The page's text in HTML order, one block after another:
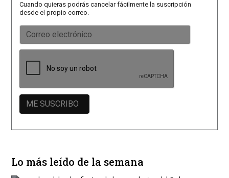
Cuando quieras podrás cancelar fácilmente la suscripción
desde el propio correo.
Lo más leído de la semana